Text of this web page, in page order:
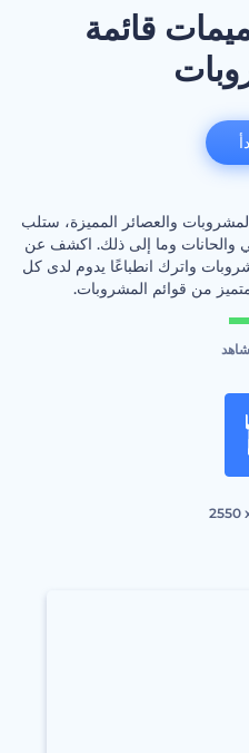
قائمة
والعصائر المميزة، ستلب
والحانات وما إلى ذلك. اكشف عن
واترك انطباعًا يدوم لدى كل
من قوائم المشروبات.
2550